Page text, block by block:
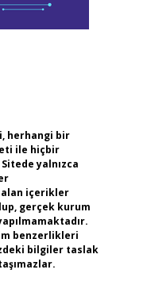
herhangi bir
ile hiçbir
yalnızca
alan içerikler
gerçek kurum
benzerlikleri
bilgiler taslak